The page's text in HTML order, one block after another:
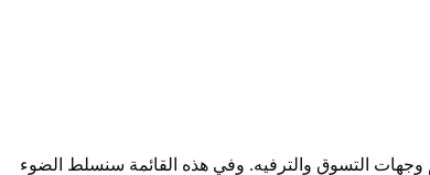
وجهات التسوق والترفيه. وفي هذه القائمة سنسلط الضوء